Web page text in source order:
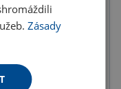
18.8.Zásady